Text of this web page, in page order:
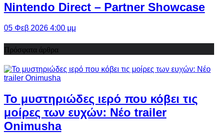
Nintendo Direct – Partner Showcase
05 Φεβ 2026 4:00 μμ
Πρόσφατα άρθρα
Το μυστηριώδες ιερό που κόβει τις
μοίρες των ευχών: Νέο trailer
Onimusha